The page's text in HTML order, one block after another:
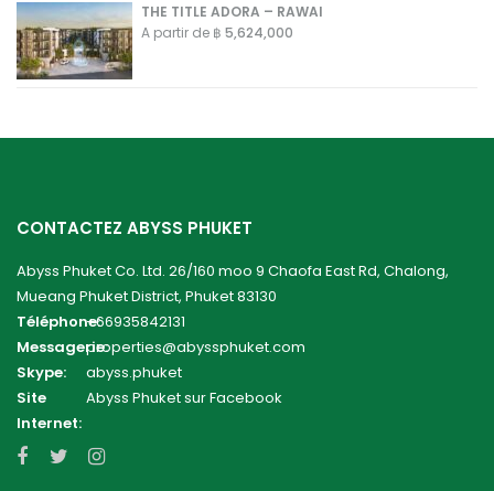
THE TITLE ADORA – RAWAI
A partir de ฿ 5,624,000
CONTACTEZ ABYSS PHUKET
Abyss Phuket Co. Ltd. 26/160 moo 9 Chaofa East Rd, Chalong,
Mueang Phuket District, Phuket 83130
Téléphone:+66935842131
Messagerie:properties@abyssphuket.com
Skype:
abyss.phuket
Site
Internet:
Abyss Phuket sur Facebook